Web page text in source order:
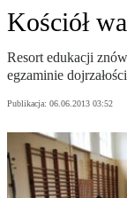
Kościół
Resort edukacji
egzaminie
Publikacja: 06.06.2013 03:52